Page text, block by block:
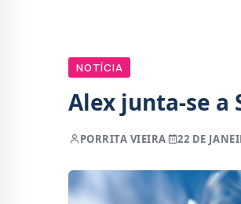
NOTÍCIA
Alex junta-se a
PORRITA VIEIRA 22 DE